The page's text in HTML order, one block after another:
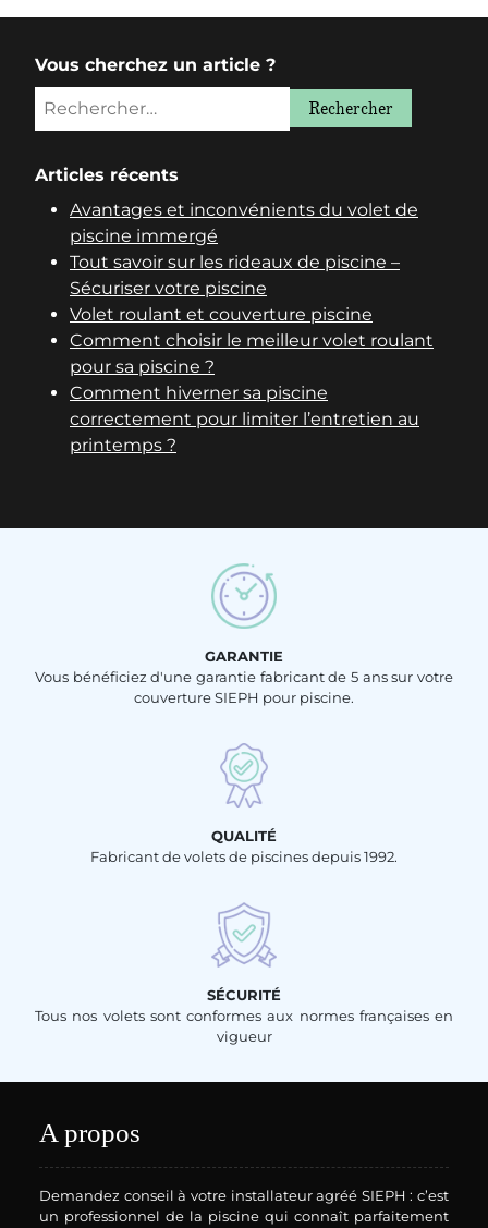
Vous cherchez un article ?
Articles récents
Avantages et inconvénients du volet de
piscine immergé
Tout savoir sur les rideaux de piscine –
Sécuriser votre piscine
Volet roulant et couverture piscine
Comment choisir le meilleur volet roulant
pour sa piscine ?
Comment hiverner sa piscine
correctement pour limiter l’entretien au
printemps ?
GARANTIE
Vous bénéficiez d'une garantie fabricant de 5 ans sur votre
couverture SIEPH pour piscine.
QUALITÉ
Fabricant de volets de piscines depuis 1992.
SÉCURITÉ
Tous nos volets sont conformes aux normes françaises en
vigueur
A propos
Demandez conseil à votre installateur agréé SIEPH : c’est
un professionnel de la piscine qui connaît parfaitement